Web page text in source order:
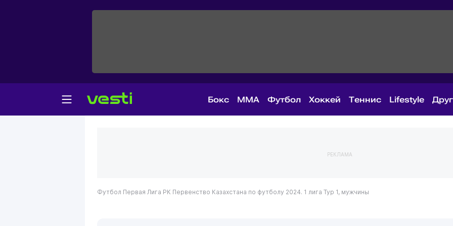
Бокс MMA Футбол Хоккей Теннис Lifestyle
РЕКЛАМА
Футбол Первая Лига РК Первенство Казахстана по футболу 2024. 1 лига Тур 1, мужчины